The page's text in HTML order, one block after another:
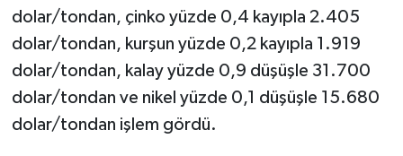
dolar/tondan, çinko yüzde 0,4 kayıpla 2.405
dolar/tondan, kurşun yüzde 0,2 kayıpla 1.919
dolar/tondan, kalay yüzde 0,9 düşüşle 31.700
dolar/tondan ve nikel yüzde 0,1 düşüşle 15.680
dolar/tondan işlem gördü.